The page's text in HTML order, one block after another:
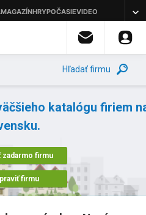
Hľadať firmu
katalógu firiem
zadarmo firmu
firmu